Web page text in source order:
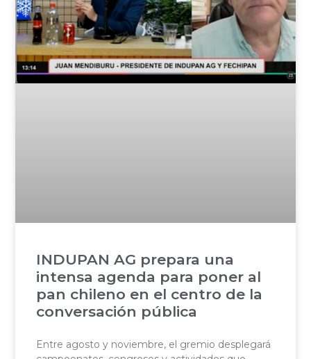
INDUPAN AG prepara una
intensa agenda para poner al
pan chileno en el centro de la
conversación pública
Entre agosto y noviembre, el gremio desplegará